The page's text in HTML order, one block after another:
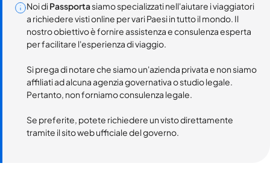
Noi diPassportasiamo specializzati nell'aiutare i viaggiatori
a richiedere visti online per vari Paesi in tutto il mondo. Il
nostro obiettivo è fornire assistenza e consulenza esperta
per facilitare l'esperienza di viaggio.
Si prega di notare che siamo un'azienda privata e non siamo
affiliati ad alcuna agenzia governativa o studio legale.
Pertanto, non forniamo consulenza legale.
Se preferite, potete richiedere un visto direttamente
tramite il sito web ufficiale del governo.